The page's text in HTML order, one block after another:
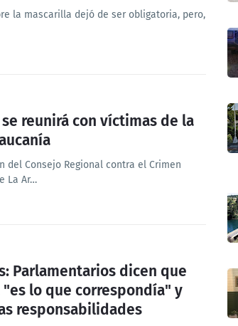
la mascarilla dejó de ser obligatoria, pero,
reunirá con víctimas de la
del Consejo Regional contra el Crimen
La Ar…
Parlamentarios dicen que
"es lo que correspondía" y
responsabilidades